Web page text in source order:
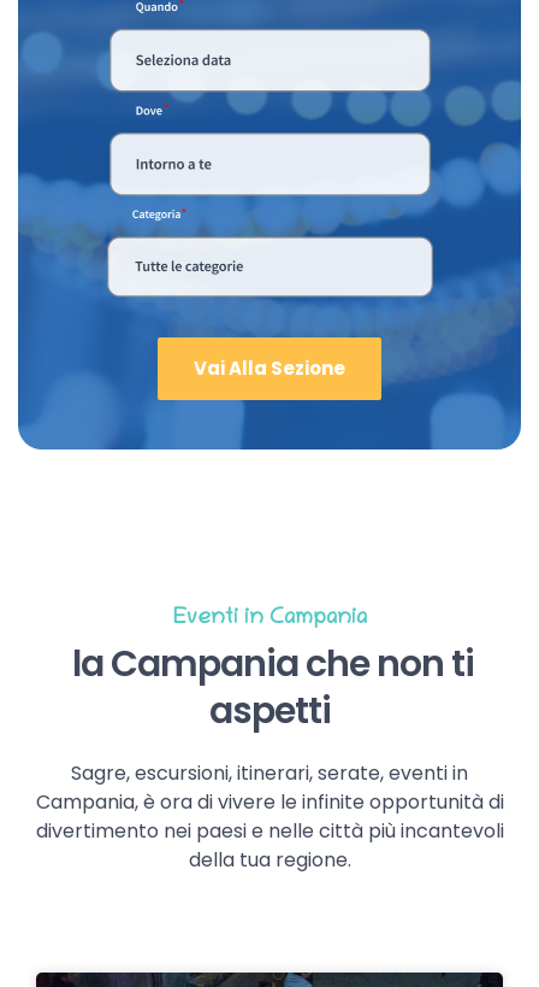
Vai Alla Sezione
Eventi in Campania
la Campania che non ti
aspetti
Sagre, escursioni, itinerari, serate, eventi in
Campania, è ora di vivere le infinite opportunità di
divertimento nei paesi e nelle città più incantevoli
della tua regione.